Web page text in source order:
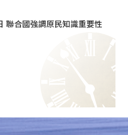
聯合國強調原民知識重要性